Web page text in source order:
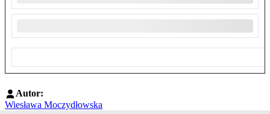
Autor:
Wiesława Moczydłowska